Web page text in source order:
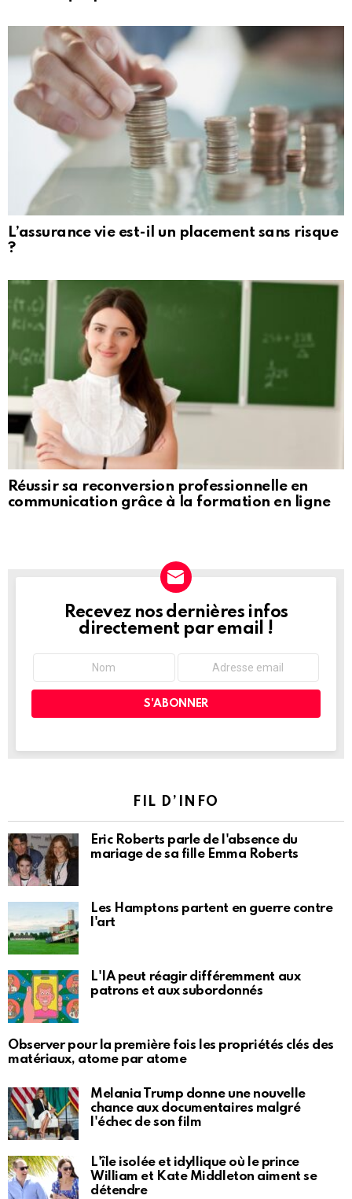
L’assurance vie est-il un placement sans risque
?
Réussir sa reconversion professionnelle en
communication grâce à la formation en ligne
NEWSLETTER
Recevez nos dernières infos
directement par email !
FIL D’INFO
Eric Roberts parle de l'absence du
mariage de sa fille Emma Roberts
Les Hamptons partent en guerre contre
l'art
L'IA peut réagir différemment aux
patrons et aux subordonnés
Observer pour la première fois les propriétés clés des
matériaux, atome par atome
Melania Trump donne une nouvelle
chance aux documentaires malgré
l'échec de son film
L'île isolée et idyllique où le prince
William et Kate Middleton aiment se
détendre